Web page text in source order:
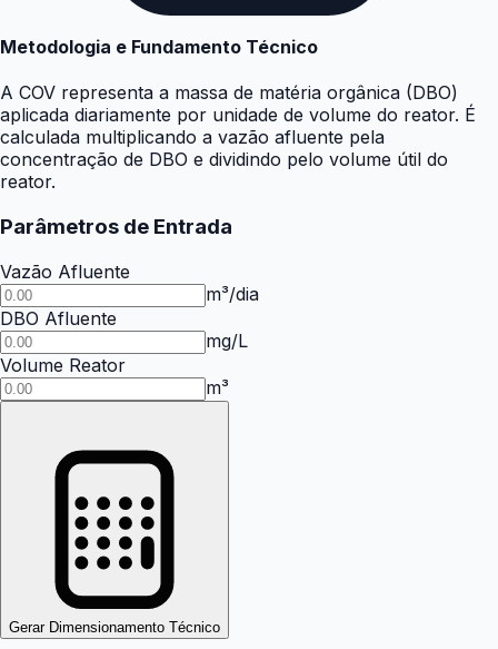
Metodologia e Fundamento Técnico
A COV representa a massa de matéria orgânica (DBO)
aplicada diariamente por unidade de volume do reator. É
calculada multiplicando a vazão afluente pela
concentração de DBO e dividindo pelo volume útil do
reator.
Parâmetros de Entrada
Vazão Afluente
m³/dia
DBO Afluente
mg/L
Volume Reator
m³
Gerar Dimensionamento Técnico